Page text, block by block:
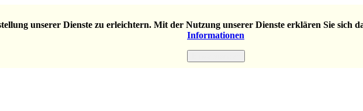
unserer Dienste zu erleichtern. Mit der Nutzung unserer Dienste erklären Sie sich
Informationen